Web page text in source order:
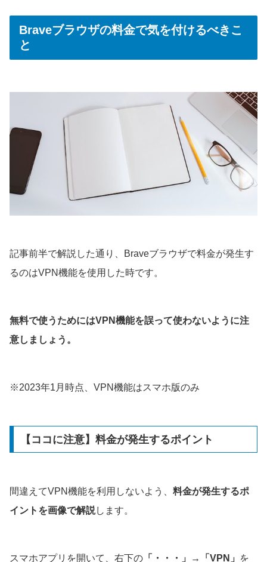
Braveブラウザの料金で気を付けるべきこ
と
記事前半で解説した通り、Braveブラウザで料金が発生す
るのはVPN機能を使用した時です。
無料で使うためにはVPN機能を誤って使わないように注
意しましょう。
※2023年1月時点、VPN機能はスマホ版のみ
【ココに注意】料金が発生するポイント
間違えてVPN機能を利用しないよう、 料金が発生するポ
イントを画像で解説します。
スマホアプリを開いて、右下の 「・・・」→「VPN」 を